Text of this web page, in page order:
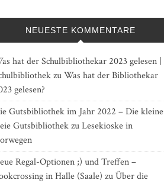
NEUESTE KOMMENTARE
hat der Schulbibliothekar 2023 gelesen |
zuWas hat der Bibliothekar
gelesen?
Gutsbibliothek im Jahr 2022 – Die kleine
GutsbibliothekzuLesekioske in
Regal-Optionen ;) und Treffen –
in Halle (Saale) zuÜber die